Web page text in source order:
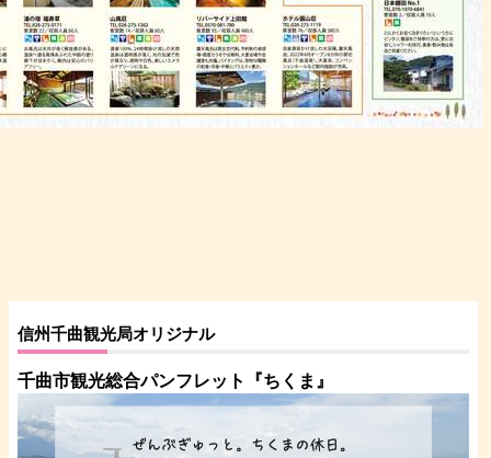
信州千曲観光局オリジナル
千曲市観光総合パンフレット 『ちくま 』